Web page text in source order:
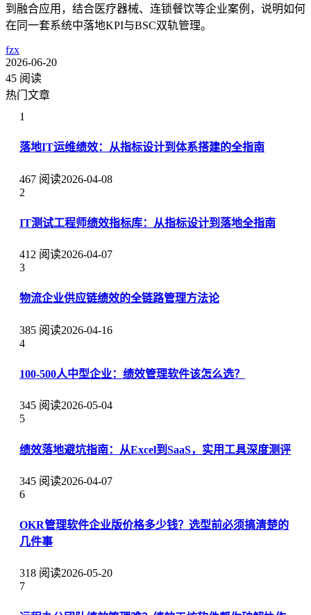
到融合应用，结合医疗器械、连锁餐饮等企业案例，说明如何
在同一套系统中落地KPI与BSC双轨管理。
fzx
2026-06-20
45 阅读
热门文章
1
落地IT运维绩效：从指标设计到体系搭建的全指南
467 阅读2026-04-08
2
IT测试工程师绩效指标库：从指标设计到落地全指南
412 阅读2026-04-07
3
物流企业供应链绩效的全链路管理方法论
385 阅读2026-04-16
4
100-500人中型企业：绩效管理软件该怎么选？
345 阅读2026-05-04
5
绩效落地避坑指南：从Excel到SaaS，实用工具深度测评
345 阅读2026-04-07
6
OKR管理软件企业版价格多少钱？选型前必须搞清楚的
几件事
318 阅读2026-05-20
7